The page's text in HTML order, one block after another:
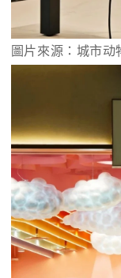
圖片來源：城市